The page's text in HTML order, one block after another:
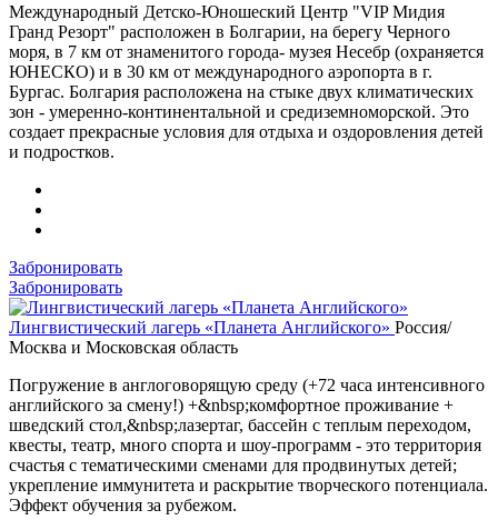
Международный Детско-Юношеский Центр "VIP Мидия
Гранд Резорт" расположен в Болгарии, на берегу Черного
моря, в 7 км от знаменитого города- музея Несебр (охраняется
ЮНЕСКО) и в 30 км от международного аэропорта в г.
Бургас. Болгария расположена на стыке двух климатических
зон - умеренно-континентальной и средиземноморской. Это
создает прекрасные условия для отдыха и оздоровления детей
и подростков.
Забронировать
Забронировать
Лингвистический лагерь «Планета Английского» Россия/
Москва и Московская область
Погружение в англоговорящую среду (+72 часа интенсивного
английского за смену!) +&nbsp;комфортное проживание +
шведский стол,&nbsp;лазертаг, бассейн с теплым переходом,
квесты, театр, много спорта и шоу-программ - это территория
счастья с тематическими сменами для продвинутых детей;
укрепление иммунитета и раскрытие творческого потенциала.
Эффект обучения за рубежом.